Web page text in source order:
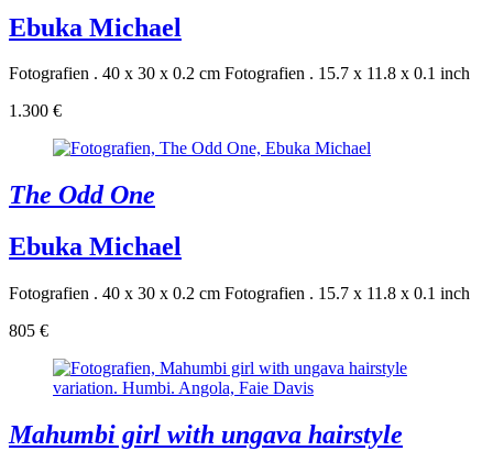
Ebuka Michael
Fotografien . 40 x 30 x 0.2 cm Fotografien . 15.7 x 11.8 x 0.1 inch
1.300 €
The Odd One
Ebuka Michael
Fotografien . 40 x 30 x 0.2 cm Fotografien . 15.7 x 11.8 x 0.1 inch
805 €
Mahumbi girl with ungava hairstyle